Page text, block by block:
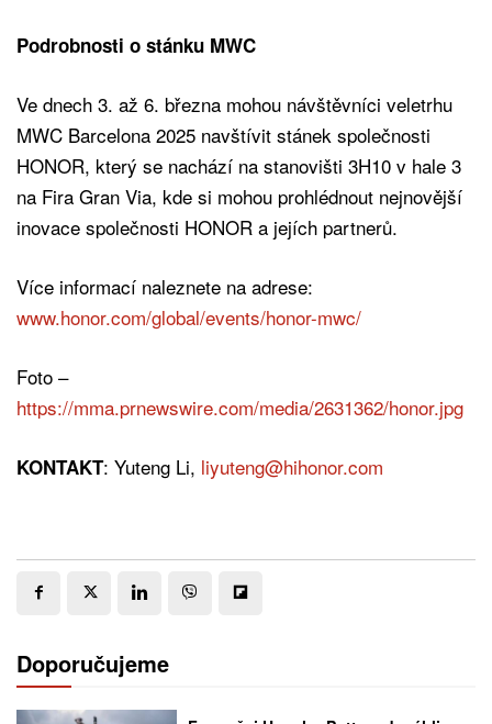
Podrobnosti o stánku MWC
Ve dnech 3. až 6. března mohou návštěvníci veletrhu
MWC Barcelona 2025 navštívit stánek společnosti
HONOR, který se nachází na stanovišti 3H10 v hale 3
na Fira Gran Via, kde si mohou prohlédnout nejnovější
inovace společnosti HONOR a jejích partnerů.
Více informací naleznete na adrese:
www.honor.com/global/events/honor-mwc/
Foto –
https://mma.prnewswire.com/media/2631362/honor.jpg
KONTAKT: Yuteng Li, liyuteng@hihonor.com
Doporučujeme